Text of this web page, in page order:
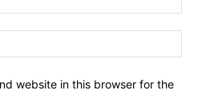
website in this browser for the